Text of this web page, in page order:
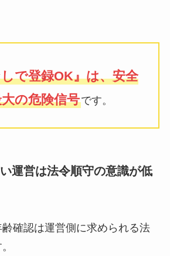
で登録OK』は、安全
の危険信号です。
運営は法令順守の意識が低
確認は運営側に求められる法